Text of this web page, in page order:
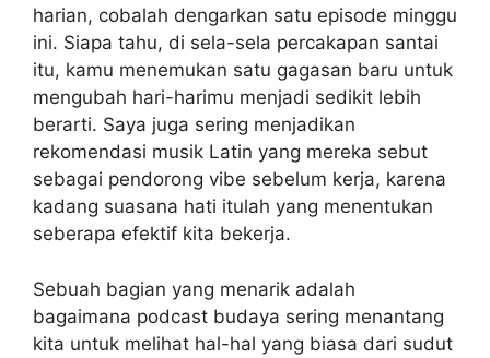
harian, cobalah dengarkan satu episode minggu
ini. Siapa tahu, di sela-sela percakapan santai
itu, kamu menemukan satu gagasan baru untuk
mengubah hari-harimu menjadi sedikit lebih
berarti. Saya juga sering menjadikan
rekomendasi musik Latin yang mereka sebut
sebagai pendorong vibe sebelum kerja, karena
kadang suasana hati itulah yang menentukan
seberapa efektif kita bekerja.
Sebuah bagian yang menarik adalah
bagaimana podcast budaya sering menantang
kita untuk melihat hal-hal yang biasa dari sudut